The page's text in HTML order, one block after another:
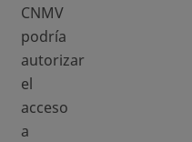
CNMV
podría
autorizar
el
acceso
a